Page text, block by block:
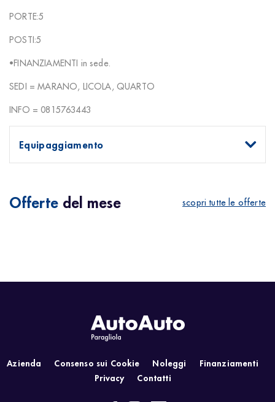
PORTE:5
POSTI:5
•FINANZIAMENTI in sede.
SEDI = MARANO, LICOLA, QUARTO
INFO = 0815763443
Equipaggiamento
Offerte del mese scopri tutte le offerte
Azienda Consenso sui Cookie Noleggi
Finanziamenti
Privacy
Contatti